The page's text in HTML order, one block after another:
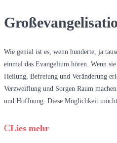
Wie genial ist es, wenn hunderte, ja
einmal das Evangelium hören. Wenn
Heilung, Befreiung und Veränderung
Verzweiflung und Sorgen Raum
und Hoffnung. Diese Möglichkeit
Lies mehr